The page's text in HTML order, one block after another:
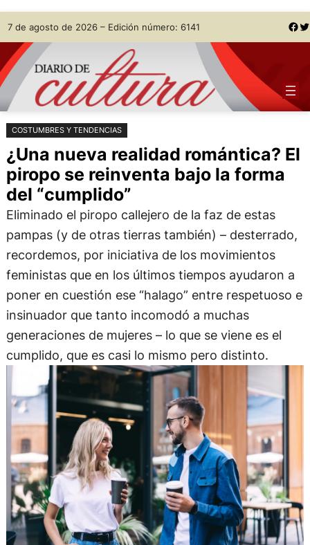
Saltar
al
contenido
Skip
to
content
7 de agosto de 2026 – Edición número: 6141 Facebook Twitter
COSTUMBRES Y TENDENCIAS
¿Una nueva realidad romántica? El
piropo se reinventa bajo la forma
del “cumplido”
Eliminado el piropo callejero de la faz de estas
pampas (y de otras tierras también) – desterrado,
recordemos, por iniciativa de los movimientos
feministas que en los últimos tiempos ayudaron a
poner en cuestión ese “halago” entre respetuoso e
insinuador que tanto incomodó a muchas
generaciones de mujeres – lo que se viene es el
cumplido, que es casi lo mismo pero distinto.